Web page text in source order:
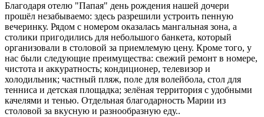
Благодаря отелю "Папая" день рождения нашей дочери
прошёл незабываемо: здесь разрешили устроить пенную
вечеринку. Рядом с номером оказалась мангальная зона, а
столики пригодились для небольшого банкета, который
организовали в столовой за приемлемую цену. Кроме того, у
нас были следующие преимущества: свежий ремонт в номере,
чистота и аккуратность; кондиционер, телевизор и
холодильник; частный пляж, поле для волейбола, стол для
тенниса и детская площадка; зелёная территория с удобными
качелями и тенью. Отдельная благодарность Марии из
столовой за вкусную и разнообразную еду..